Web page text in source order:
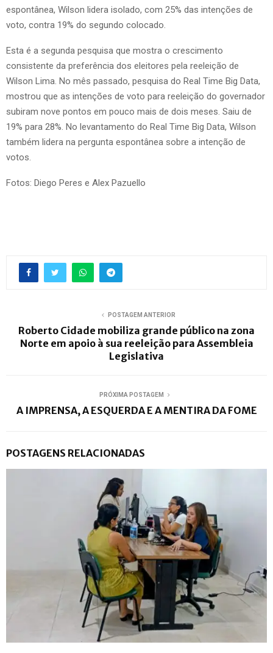
espontânea, Wilson lidera isolado, com 25% das intenções de
voto, contra 19% do segundo colocado.
Esta é a segunda pesquisa que mostra o crescimento
consistente da preferência dos eleitores pela reeleição de
Wilson Lima. No mês passado, pesquisa do Real Time Big Data,
mostrou que as intenções de voto para reeleição do governador
subiram nove pontos em pouco mais de dois meses. Saiu de
19% para 28%. No levantamento do Real Time Big Data, Wilson
também lidera na pergunta espontânea sobre a intenção de
votos.
Fotos: Diego Peres e Alex Pazuello
POSTAGEM ANTERIOR
Roberto Cidade mobiliza grande público na zona
Norte em apoio à sua reeleição para Assembleia
Legislativa
PRÓXIMA POSTAGEM
A IMPRENSA, A ESQUERDA E A MENTIRA DA FOME
POSTAGENS RELACIONADAS